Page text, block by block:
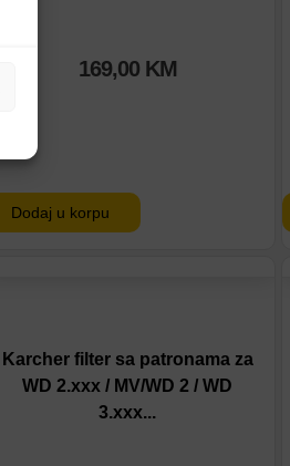
169,00 KM
Dodaj u korpu
Karcher filter sa patronama za
WD 2.xxx / MV/WD 2 / WD
3.xxx...